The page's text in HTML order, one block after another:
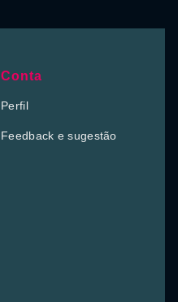
Conta
Perfil
Feedback e sugestão